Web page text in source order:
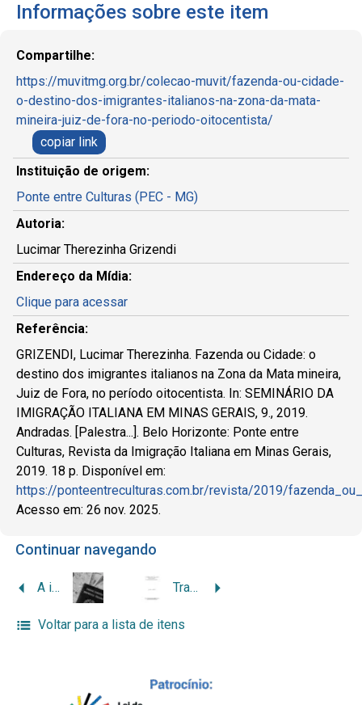
Informações sobre este item
Compartilhe:
https://muvitmg.org.br/colecao-muvit/fazenda-ou-cidade-
o-destino-dos-imigrantes-italianos-na-zona-da-mata-
mineira-juiz-de-fora-no-periodo-oitocentista/
copiar link
Instituição de origem:
Ponte entre Culturas (PEC - MG)
Autoria:
Lucimar Therezinha Grizendi
Endereço da Mídia:
Clique para acessar
Referência:
GRIZENDI, Lucimar Therezinha. Fazenda ou Cidade: o
destino dos imigrantes italianos na Zona da Mata mineira,
Juiz de Fora, no período oitocentista. In: SEMINÁRIO DA
IMIGRAÇÃO ITALIANA EM MINAS GERAIS, 9., 2019.
Andradas. [Palestra...]. Belo Horizonte: Ponte entre
Culturas, Revista da Imigração Italiana em Minas Gerais,
2019. 18 p. Disponível em:
https://ponteentreculturas.com.br/revista/2019/
Acesso em: 26 nov. 2025.
Continuar navegando
A imigração italiana em Minas Gerais a partir de uma experiência pessoal: um breve relato Trabalho e migração italiana no Brasil: velhos sonhos, novos sonhadores
Voltar para a lista de itens